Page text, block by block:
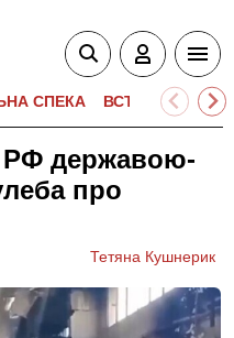
СПЕКА ВСТУПНА
РФ державою-
про
Тетяна Кушнерик